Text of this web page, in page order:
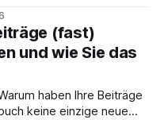
ist ernüchternd.
ungesehen im
vermeintlich
Problem ist
(fast)
und wie Sie das
keine einzige neue